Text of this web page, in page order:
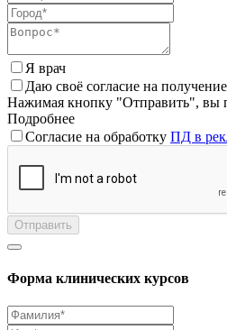
Я врач
Даю своё согласие на
Нажимая кнопку "Отправить", вы
Подробнее
Согласие на обработку ПД в
Отправить
Форма клинических курсов